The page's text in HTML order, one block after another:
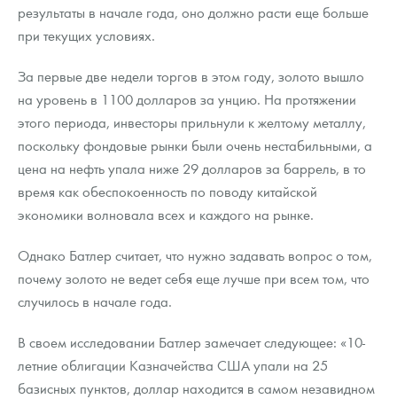
Год Лошади
Жетоны "Необыкновенные обитатели глубин"
Ювелирные изделия
Русская нумизматика
Монеты и жетоны из недрагоценных металлов
Монеты
Политика использования Cookies
Положение по обработке и защите персональных данных
Пресс-служба
результаты в начале года, оно должно расти еще больше
при текущих условиях.
За первые две недели торгов в этом году, золото вышло
на уровень в 1100 долларов за унцию. На протяжении
этого периода, инвесторы прильнули к желтому металлу,
поскольку фондовые рынки были очень нестабильными, а
цена на нефть упала ниже 29 долларов за баррель, в то
время как обеспокоенность по поводу китайской
экономики волновала всех и каждого на рынке.
Однако Батлер считает, что нужно задавать вопрос о том,
почему золото не ведет себя еще лучше при всем том, что
случилось в начале года.
В своем исследовании Батлер замечает следующее: «10-
летние облигации Казначейства США упали на 25
базисных пунктов, доллар находится в самом незавидном